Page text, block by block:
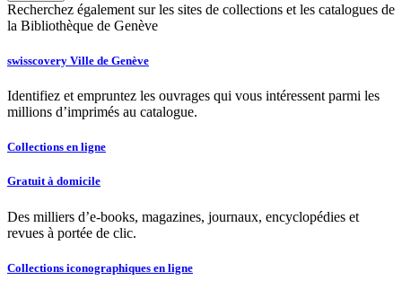
Recherchez également sur les sites de collections et les catalogues de
la Bibliothèque de Genève
swisscovery Ville de Genève
Identifiez et empruntez les ouvrages qui vous intéressent parmi les
millions d’imprimés au catalogue.
Collections en ligne
Gratuit à domicile
Des milliers d’e-books, magazines, journaux, encyclopédies et
revues à portée de clic.
Collections iconographiques en ligne